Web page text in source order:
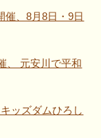
催、8月8日・9日
、 元安川で平和
ッズダムひろし